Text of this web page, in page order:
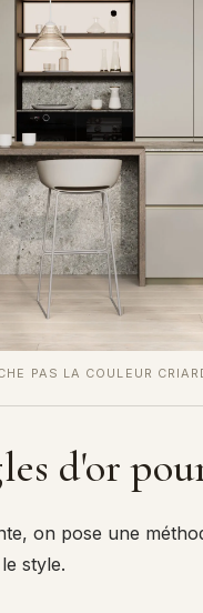
PAS LA COULEUR
d'or
on pose une
style.